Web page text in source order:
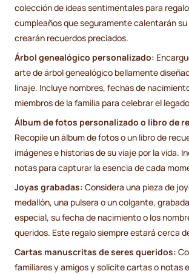
colección de ideas sentimentales para
cumpleaños que seguramente calentarán
crearán recuerdos preciados.
Árbol genealógico personalizado:
arte de árbol genealógico bellamente
linaje. Incluye nombres, fechas de
miembros de la familia para celebrar el
Álbum de fotos personalizado o libro de
Recopile un álbum de fotos o un libro de
imágenes e historias de su viaje por la vida.
notas para capturar la esencia de cada
Joyas grabadas: Considera una pieza de
medallón, una pulsera o un colgante,
especial, su fecha de nacimiento o los
queridos. Este regalo siempre estará cerca
Cartas manuscritas de seres queridos:
familiares y amigos y solicite cartas o notas